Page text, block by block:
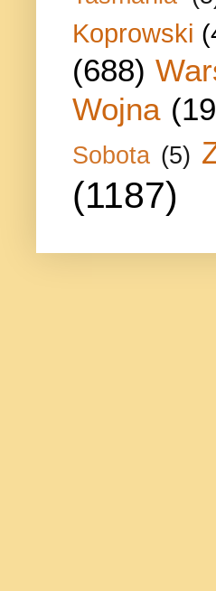
Koprowski
(688)
Wojna
Sobota (5)
(1187)